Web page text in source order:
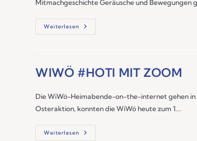
Mitmachgeschichte Geräusche und Bewegungen
Weiterlesen
WIWÖ #HOTI MIT ZOOM
Die WiWö-Heimabende-on-the-internet gehen in
Osteraktion, konnten die WiWö heute zum 1.…
Weiterlesen